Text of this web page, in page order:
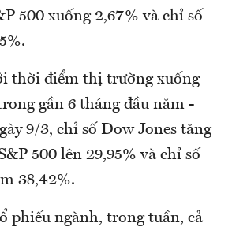
500 xuống 2,67% và chỉ số
thời điểm thị trường xuống
gần 6 tháng đầu năm -
9/3, chỉ số Dow Jones tăng
500 lên 29,95% và chỉ số
38,42%.
phiếu ngành, trong tuần, cả